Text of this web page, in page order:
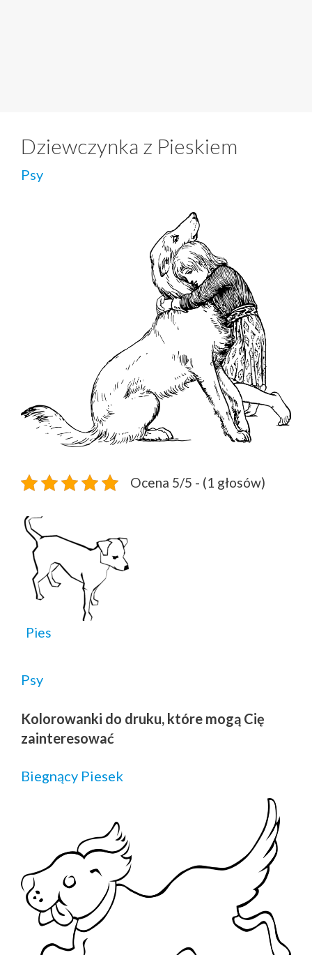
Dziewczynka z Pieskiem
Psy
Ocena 5/5 - (1 głosów)
Pies
Psy
Kolorowanki do druku, które mogą Cię
zainteresować
Biegnący Piesek